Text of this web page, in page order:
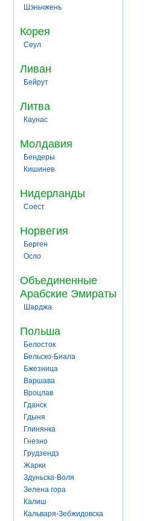
Шэньчжень
Корея
Сеул
Ливан
Бейрут
Литва
Каунас
Молдавия
Бендеры
Кишинев
Нидерланды
Соест
Норвегия
Берген
Осло
Объединенные
Арабские Эмираты
Шарджа
Польша
Белосток
Бельско-Биала
Бжезница
Варшава
Вроцлав
Гданск
Гдыня
Глинянка
Гнезно
Грудзендз
Жарки
Здуньска-Воля
Зелена гора
Калиш
Кальваря-Зебжидовска